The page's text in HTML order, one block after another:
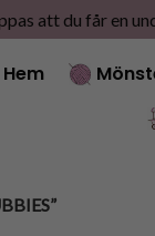
att du får en
Hem